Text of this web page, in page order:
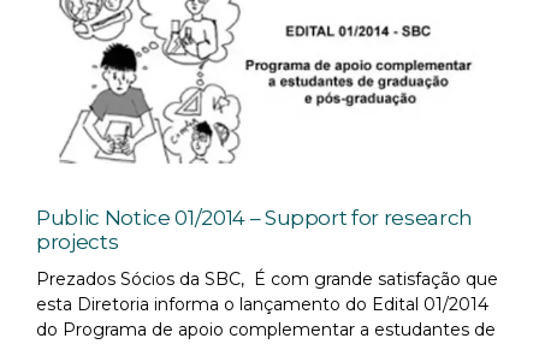
Public Notice 01/2014 – Support for research
projects
Prezados Sócios da SBC, É com grande satisfação que
esta Diretoria informa o lançamento do Edital 01/2014
do Programa de apoio complementar a estudantes de